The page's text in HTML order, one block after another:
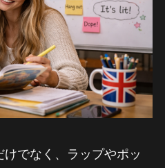
けでなく、ラップやポッ